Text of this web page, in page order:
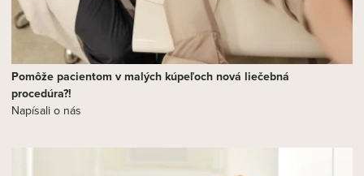
Pomôže pacientom v malých kúpeľoch nová liečebná
procedúra?!
Napísali o nás